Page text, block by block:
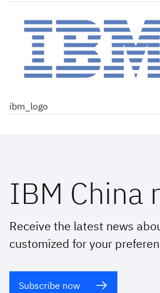
ibm_logo
IBM China
Receive the latest news
customized for your
Subscribe now